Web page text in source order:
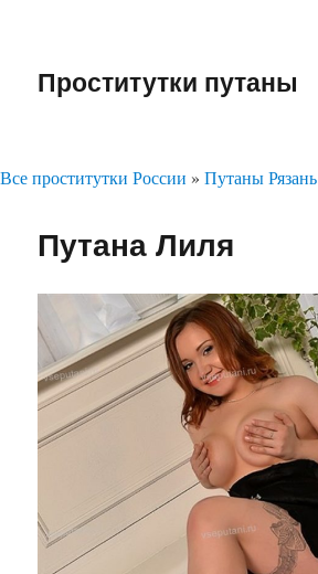
Проститутки путаны
Все проститутки России » Путаны Рязань
Путана Лиля